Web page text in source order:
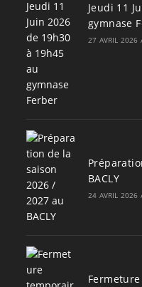
Jeudi 11
gymnase
27 AVRIL 2026
BACLY
24 AVRIL 2026